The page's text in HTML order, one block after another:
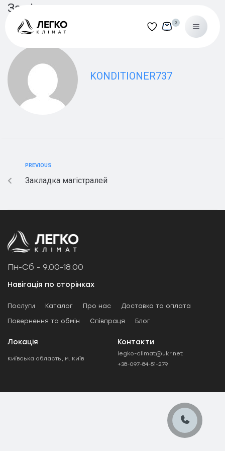
0
Замір
KONDITIONER737
PREVIOUS
Закладка магістралей
Пн-Сб - 9.00-18.00
Навігація по сторінках
Послуги Каталог Про нас Доставка та оплата
Повернення та обмін Співпраця Блог
Локація
Київська область, м. Київ
Контакти
legko-climat@ukr.net
+38-097-84-51-279
МЕНЮ
ПРО НАС
+38-097-845-12-79